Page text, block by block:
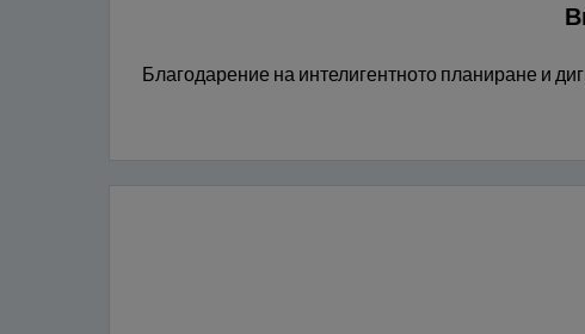
Благодарение на интелигентното планиране и